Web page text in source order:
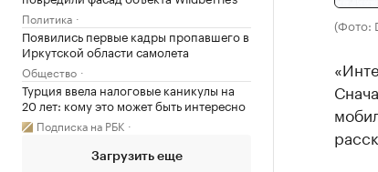
Политика
Появились первые кадры пропавшего в
Иркутской области самолета
Общество
Турция ввела налоговые каникулы на
20 лет: кому это может быть интересно
Подписка на РБК
Загрузить еще
(Фото: